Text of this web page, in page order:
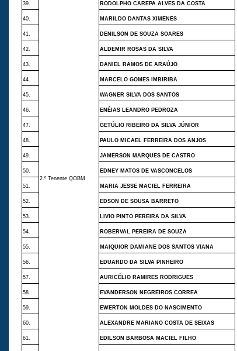
2.º Tenente QOBM
39. RODOLPHO CAREPA ALVES DA COSTA
40. MARILDO DANTAS XIMENES
41. DENILSON DE SOUZA SOARES
42. ALDEMIR ROSAS DA SILVA
43. DANIEL RAMOS DE ARAÚJO
44. MARCELO GOMES IMBIRIBA
45. WAGNER SILVA DOS SANTOS
46. ENÉIAS LEANDRO PEDROZA
47. GETÚLIO RIBEIRO DA SILVA JÚNIOR
48. PAULO MICAEL FERREIRA DOS ANJOS
49. JAMERSON MARQUES DE CASTRO
50. EDNEY MATOS DE VASCONCELOS
51. MARIA JESSE MACIEL FERREIRA
52. EDSON DE SOUSA BARRETO
53. LIVIO PINTO PEREIRA DA SILVA
54. ROBERVAL PEREIRA DE SOUZA
55. MAIQUIOR DAMIANE DOS SANTOS VIANA
56. EDUARDO DA SILVA PINHEIRO
57. AURICÉLIO RAMIRES RODRIGUES
58. EVANDERSON NEGREIROS CORREA
59. EWERTON MOLDES DO NASCIMENTO
60. ALEXANDRE MARIANO COSTA DE SEIXAS
61. EDILSON BARBOSA MACIEL FILHO